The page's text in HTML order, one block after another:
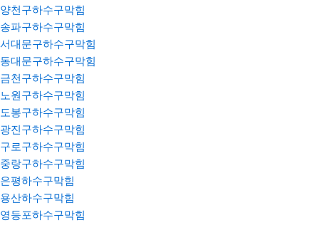
양천구하수구막힘
송파구하수구막힘
서대문구하수구막힘
동대문구하수구막힘
금천구하수구막힘
노원구하수구막힘
도봉구하수구막힘
광진구하수구막힘
구로구하수구막힘
중랑구하수구막힘
은평하수구막힘
용산하수구막힘
영등포하수구막힘